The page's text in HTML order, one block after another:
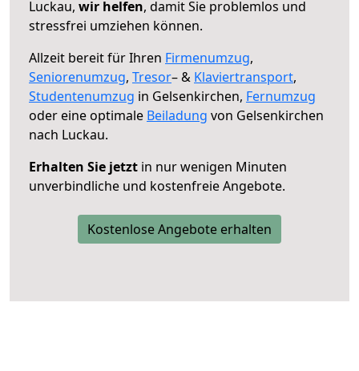
Luckau, wir helfen, damit Sie problemlos und
stressfrei umziehen können.
Allzeit bereit für Ihren Firmenumzug,
Seniorenumzug, Tresor– & Klaviertransport,
Studentenumzug in Gelsenkirchen, Fernumzug
oder eine optimale Beiladung von Gelsenkirchen
nach Luckau.
Erhalten Sie jetzt in nur wenigen Minuten
unverbindliche und kostenfreie Angebote.
Kostenlose Angebote erhalten